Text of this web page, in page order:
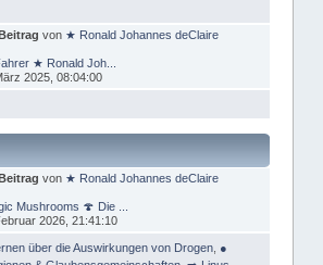
von ★ Ronald Johannes deClaire
★ Ronald Joh...
2025, 08:04:00
von ★ Ronald Johannes deClaire
Mushrooms 🍄 Die ...
2026, 21:41:10
über die Auswirkungen von Drogen, ●